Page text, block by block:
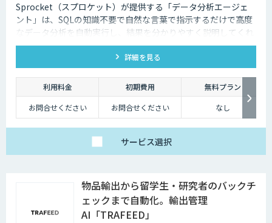
Sprocket（スプロケット）が提供する「データ分析エージェ
ント」は、SQLの知識不要で自然な言葉で指示するだけで高度
なデータ分析を自動実行し、結果を分かりやすく説明してくれ
るAIエージェントです。
詳細を見る
利用料金 初期費用
無料プラン
お問合せください
お問合せください なし
サービス選択
物品輸出から留学生・研究者のバックチ
ェックまで自動化。輸出管理
AI「TRAFEED」